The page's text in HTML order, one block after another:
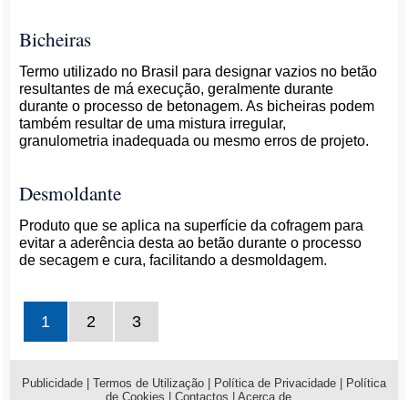
Bicheiras
Termo utilizado no Brasil para designar vazios no betão
resultantes de má execução, geralmente durante
durante o processo de betonagem. As bicheiras podem
também resultar de uma mistura irregular,
granulometria inadequada ou mesmo erros de projeto.
Desmoldante
Produto que se aplica na superfície da cofragem para
evitar a aderência desta ao betão durante o processo
de secagem e cura, facilitando a desmoldagem.
1 2 3
Publicidade Termos de Utilização Política de Privacidade
Política
de Cookies
Contactos Acerca de...